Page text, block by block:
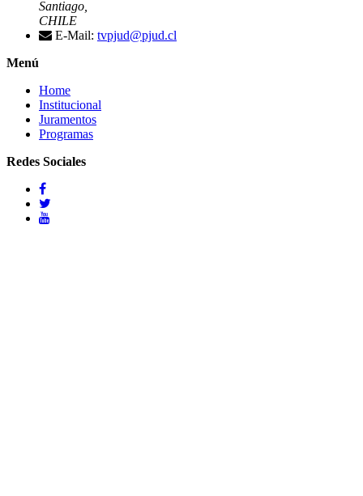
Santiago,
CHILE
E-Mail: tvpjud@pjud.cl
Menú
Home
Institucional
Juramentos
Programas
Redes Sociales